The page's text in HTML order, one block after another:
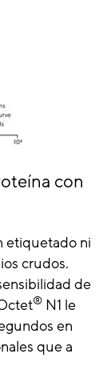
con
etiquetado ni
crudos.
de
® N1 le
en
que a